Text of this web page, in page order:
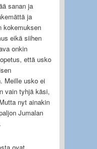
sanan ja
ja
kokemuksen
eikä siihen
onkin
että usko
Meille usko ei
vain tyhjä käsi,
nyt ainakin
Jumalan